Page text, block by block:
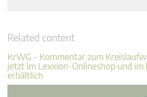
Related content
KrWG - Kommentar zum
jetzt im Lexxion-Onlineshop und im
erhältlich